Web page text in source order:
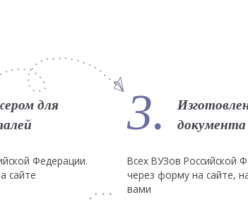
для
Федерации.
сайте
3.
Всех ВУЗов Российской
через форму на сайте,
вами